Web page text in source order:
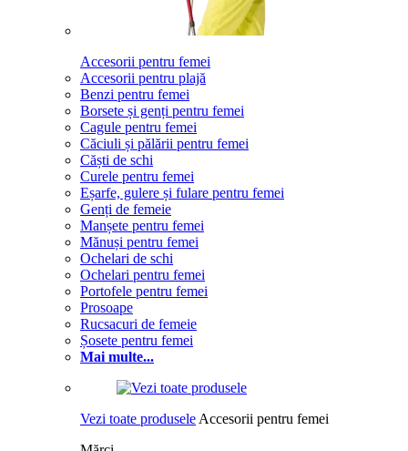
Accesorii pentru femei
Accesorii pentru plajă
Benzi pentru femei
Borsete și genți pentru femei
Cagule pentru femei
Căciuli și pălării pentru femei
Căști de schi
Curele pentru femei
Eșarfe, gulere și fulare pentru femei
Genți de femeie
Manșete pentru femei
Mănuși pentru femei
Ochelari de schi
Ochelari pentru femei
Portofele pentru femei
Prosoape
Rucsacuri de femeie
Șosete pentru femei
Mai multe...
Vezi toate produsele Accesorii pentru femei